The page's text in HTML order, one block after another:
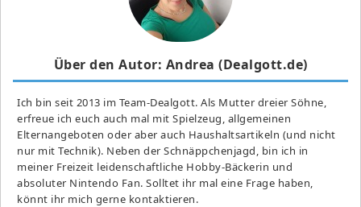
Über den Autor: Andrea (Dealgott.de)
Ich bin seit 2013 im Team-Dealgott. Als Mutter dreier Söhne,
erfreue ich euch auch mal mit Spielzeug, allgemeinen
Elternangeboten oder aber auch Haushaltsartikeln (und nicht
nur mit Technik). Neben der Schnäppchenjagd, bin ich in
meiner Freizeit leidenschaftliche Hobby-Bäckerin und
absoluter Nintendo Fan. Solltet ihr mal eine Frage haben,
könnt ihr mich gerne kontaktieren.